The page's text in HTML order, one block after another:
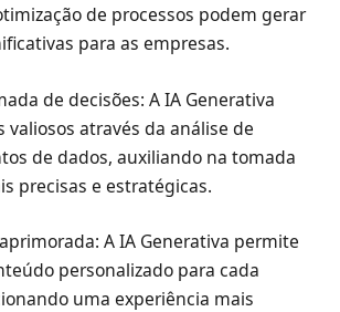
de processos podem gerar
para as empresas.
de decisões: A IA Generativa
através da análise de
de dados, auxiliando na tomada
precisas e estratégicas.
A IA Generativa permite
personalizado para cada
uma experiência mais